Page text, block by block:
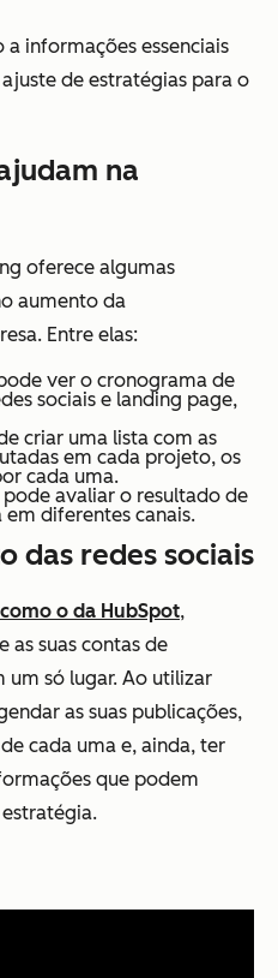
a informações essenciais
de estratégias para o
na
oferece algumas
aumento da
Entre elas:
ver o cronograma de
sociais e landing page,
criar uma lista com as
em cada projeto, os
cada uma.
avaliar o resultado de
diferentes canais.
das redes sociais
o da HubSpot,
as suas contas de
um só lugar. Ao utilizar
as suas publicações,
cada uma e, ainda, ter
que podem